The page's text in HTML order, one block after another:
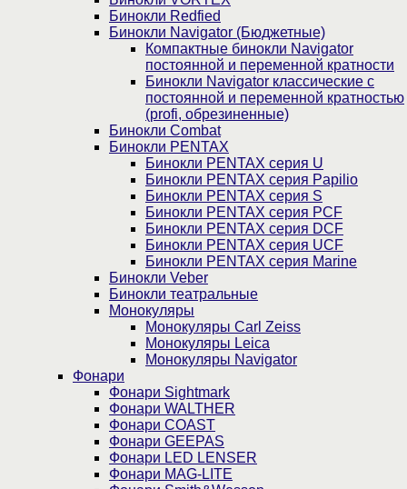
Бинокли Redfied
Бинокли Navigator (Бюджетные)
Компактные бинокли Navigator
постоянной и переменной кратности
Бинокли Navigator классические с
постоянной и переменной кратностью
(profi, обрезиненные)
Бинокли Combat
Бинокли PENTAX
Бинокли PENTAX серия U
Бинокли PENTAX серия Papilio
Бинокли PENTAX серия S
Бинокли PENTAX серия PCF
Бинокли PENTAX серия DCF
Бинокли PENTAX серия UCF
Бинокли PENTAX серия Marine
Бинокли Veber
Бинокли театральные
Монокуляры
Монокуляры Carl Zeiss
Монокуляры Leica
Монокуляры Navigator
Фонари
Фонари Sightmark
Фонари WALTHER
Фонари COAST
Фонари GEEPAS
Фонари LED LENSER
Фонари MAG-LITE